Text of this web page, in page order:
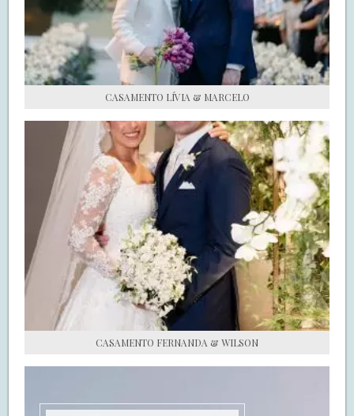
FALE COM O SAY I DO
CASAMENTO LÍVIA & MARCELO
CASAMENTO FERNANDA & WILSON